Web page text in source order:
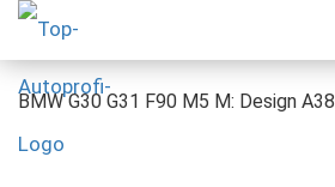
BMW G30 G31 F90 M5 M: Design A38